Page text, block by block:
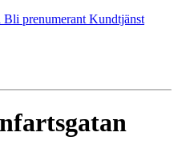
Bli prenumerant Kundtjänst